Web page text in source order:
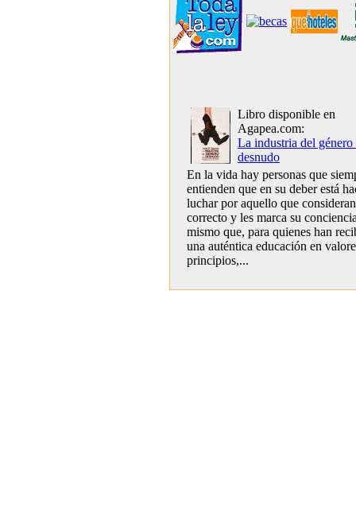
Libro disponible en
Agapea.com:
La industria del género
desnudo
En la vida hay personas que
entienden que en su deber está
luchar por aquello que consideran
correcto y les marca su
mismo que, para quienes han
una auténtica educación en
principios,...